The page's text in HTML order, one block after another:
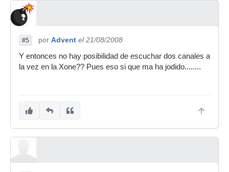
#5 por Advent el 21/08/2008
Y entonces no hay posibilidad de escuchar dos canales a
la vez en la Xone?? Pues eso si que ma ha jodido........